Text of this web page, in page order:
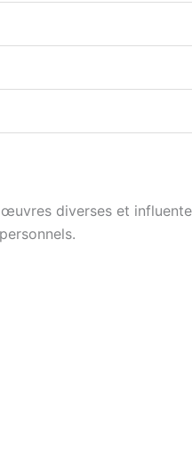
diverses et